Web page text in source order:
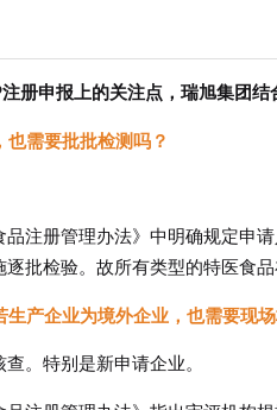
册申报上的关注点，瑞旭集团
需要批批检测吗？
品注册管理办法》中明确规定申
批检验。故所有类型的特医食品
产企业为境外企业，也需要现
。特别是新申请企业。